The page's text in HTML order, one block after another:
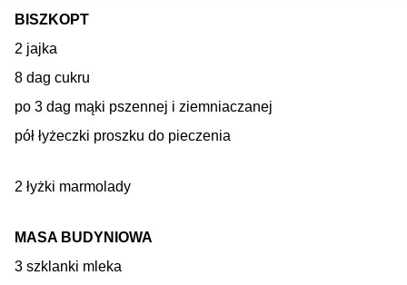
BISZKOPT
2 jajka
8 dag cukru
po 3 dag mąki pszennej i ziemniaczanej
pół łyżeczki proszku do pieczenia
2 łyżki marmolady
MASA BUDYNIOWA
3 szklanki mleka